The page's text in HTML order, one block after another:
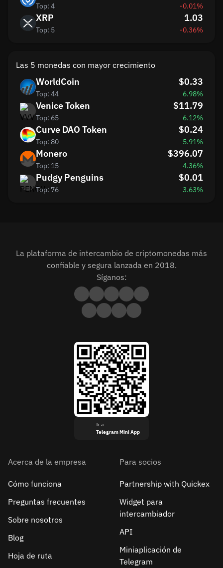
Top: 4 -0.01%
XRP
Top: 5
1.03
-0.36%
Las 5 monedas con mayor crecimiento
WorldCoin
Top: 44
$0.33
6.98%
Venice Token
Top: 65
$11.79
6.12%
Curve DAO Token
Top: 80
$0.24
5.91%
Monero
Top: 15
$396.07
4.36%
Pudgy Penguins
Top: 76
$0.01
3.63%
La plataforma de intercambio de criptomonedas más
confiable y segura lanzada en 2018.
Síganos:
Ir a
Telegram Mini App
Acerca de la empresa
Cómo funciona
Preguntas frecuentes
Sobre nosotros
Blog
Hoja de ruta
Para socios
Partnership with Quickex
Widget para
intercambiador
API
Miniaplicación de
Telegram